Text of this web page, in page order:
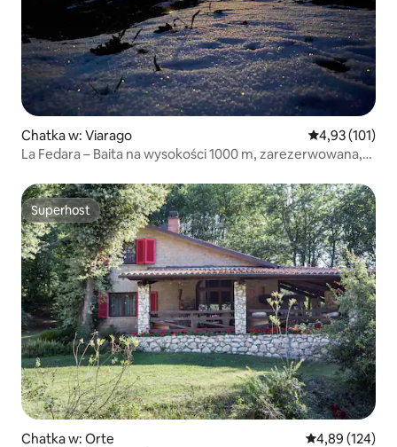
Chatka w: Viarago Średnia
4,93 (101)
La Fedara – Baita na wysokości 1000 m, zarezerwowana,
Superhost
Superhost
Chatka w: Orte Średnia
4,89 (124)